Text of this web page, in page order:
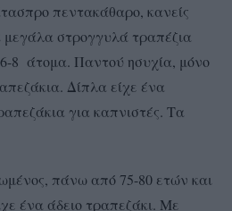
πεντακάθαρο, κανείς
μεγάλα στρογγυλά τραπέζια
8 άτομα. Παντού ησυχία, μόνο
Δίπλα είχε ένα
για καπνιστές. Τα
πάνω από 75-80 ετών και
ένα άδειο τραπεζάκι. Με